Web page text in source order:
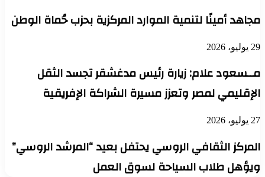
مجاهد أمينًا لتنمية الموارد المركزية بحزب حُماة الوطن
29 يوليو، 2026
مــسعود علام: زيارة رئيس مدغشقر تجسد الثقل
الإقليمي لمصر وتعزز مسيرة الشراكة الإفريقية
27 يوليو، 2026
المركز الثقافي الروسي يحتفل بعيد “المرشد الروسي”
ويؤهل طلاب السياحة لسوق العمل